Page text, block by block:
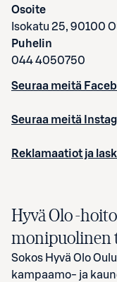
Osoite
Isokatu 25, 90100
Puhelin
044 4050750
Seuraa meitä
Seuraa meitä
Reklamaatiot ja
Hyvä Olo -
monipuolinen
Sokos Hyvä Olo
kampaamo- ja